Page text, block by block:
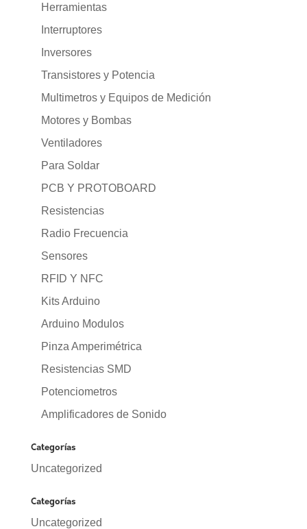
Herramientas
Interruptores
Inversores
Transistores y Potencia
Multimetros y Equipos de Medición
Motores y Bombas
Ventiladores
Para Soldar
PCB Y PROTOBOARD
Resistencias
Radio Frecuencia
Sensores
RFID Y NFC
Kits Arduino
Arduino Modulos
Pinza Amperimétrica
Resistencias SMD
Potenciometros
Amplificadores de Sonido
Categorías
Uncategorized
Categorías
Uncategorized